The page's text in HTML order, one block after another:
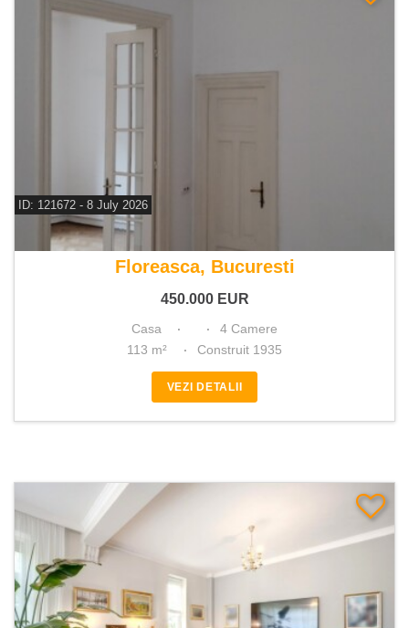
ID: 121672 - 8 July 2026
De vanzare casa 4 camere
Floreasca, Bucuresti
450.000 EUR
Casa
4 Camere
113 m²
Construit 1935
VEZI DETALII